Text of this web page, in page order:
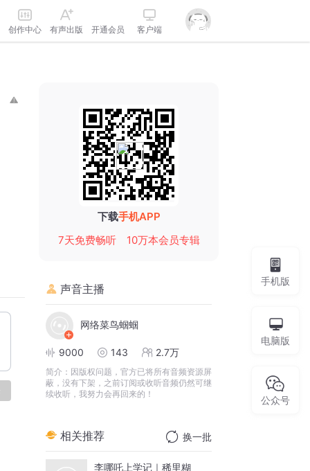
创作中心 有声出版 开通会员 客户端
下载手机APP
7天免费畅听
10万本会员专辑
声音主播
网络菜鸟蝈蝈
9000 143 2.7万
简介： 因版权问题，官方已将所有音频资源屏
蔽，没有下架，之前订阅或收听音频仍然可继
续收听，我努力会再回来的！
相关推荐 换一批
李哪吒上学记｜稀里糊
手机版
电脑版
公众号